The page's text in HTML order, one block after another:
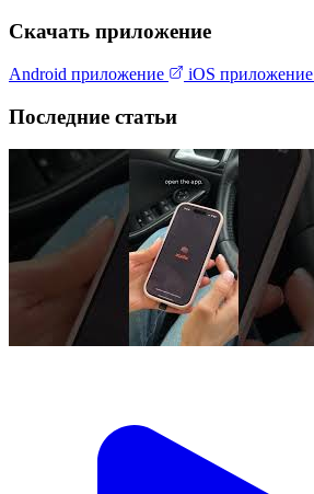
Скачать приложение
Android приложение iOS приложение
Последние статьи